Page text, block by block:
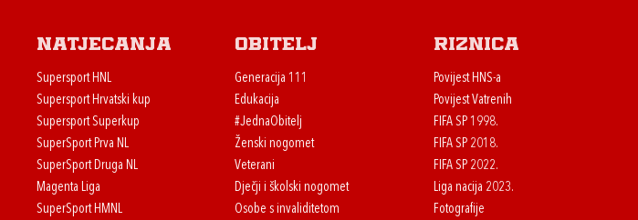
Natjecanja
Supersport HNL
Supersport Hrvatski kup
Supersport Superkup
SuperSport Prva NL
SuperSport Druga NL
Magenta Liga
SuperSport HMNL
Obitelj
Generacija 111
Edukacija
#JednaObitelj
Ženski nogomet
Veterani
Dječji i školski nogomet
Osobe s invaliditetom
Riznica
Povijest HNS-a
Povijest Vatrenih
FIFA SP 1998.
FIFA SP 2018.
FIFA SP 2022.
Liga nacija 2023.
Fotografije